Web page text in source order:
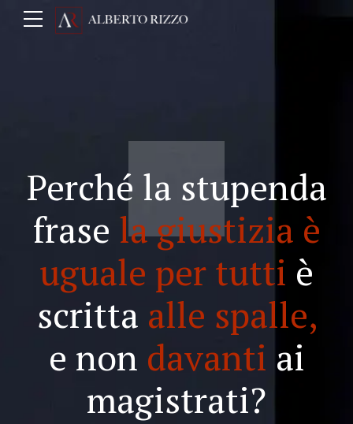
Perché la stupenda
frase la giustizia è
uguale per tutti è
scritta alle spalle,
e non davanti ai
magistrati?